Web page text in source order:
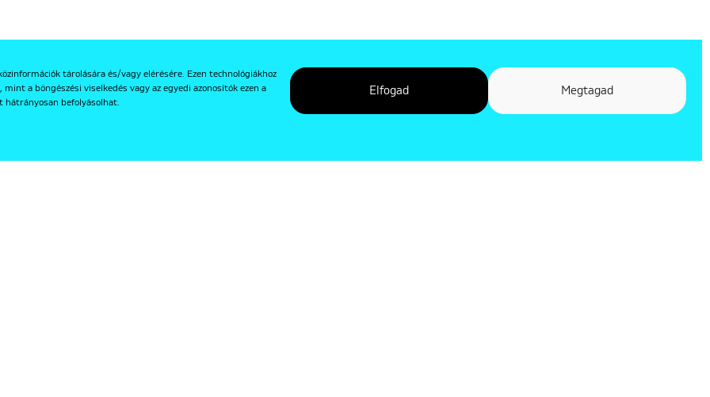
tárolására és/vagy elérésére. Ezen technológiákhoz
a böngészési viselkedés vagy az egyedi azonosítók ezen a
hátrányosan befolyásolhat.
Elfogad Megtagad